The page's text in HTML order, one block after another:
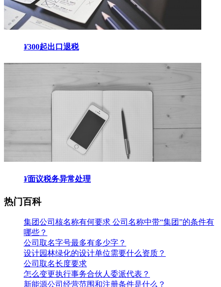
¥300起出口退税
¥面议税务异常处理
热门百科
集团公司核名称有何要求 公司名称中带“集团”的条件有
哪些？
公司取名字号最多有多少字？
设计园林绿化的设计单位需要什么资质？
公司取名长度要求
怎么变更执行事务合伙人委派代表？
新能源公司经营范围和注册条件是什么？